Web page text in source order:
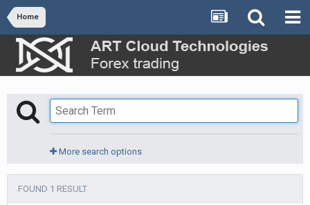
Home
More search options
FOUND 1 RESULT